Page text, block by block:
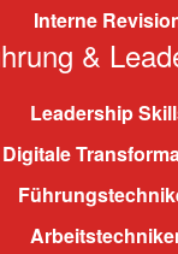
Interne
&
Leadership
Digitale